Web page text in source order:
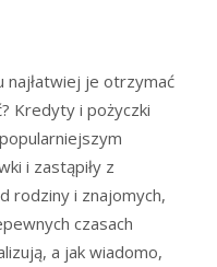
je otrzymać
Kredyty i pożyczki
i zastąpiły z
rodziny i znajomych,
czasach
a jak wiadomo,